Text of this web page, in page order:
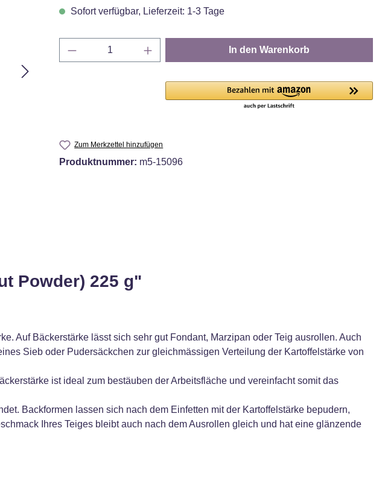
Sofort verfügbar, Lieferzeit: 1-3 Tage
Produkt Anzahl: Gib den gewünschten Wert ein
In den Warenkorb
Zum Merkzettel hinzufügen
Produktnummer: m5-15096
Powder) 225 g"
Auf Bäckerstärke lässt sich sehr gut Fondant, Marzipan oder Teig ausrollen. Auch
Sieb oder Pudersäckchen zur gleichmässigen Verteilung der Kartoffelstärke von
ist ideal zum bestäuben der Arbeitsfläche und vereinfacht somit das
Backformen lassen sich nach dem Einfetten mit der Kartoffelstärke bepudern,
Ihres Teiges bleibt auch nach dem Ausrollen gleich und hat eine glänzende